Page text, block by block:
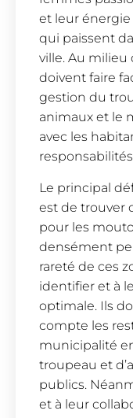
et leur
qui paissent
ville. Au milieu
doivent faire
gestion du
animaux et le
avec les
Le principal
est de trouver
pour les
densément
rareté de ces
identifier et à
optimale. Ils
compte les
municipalité
troupeau et
publics.
et à leur